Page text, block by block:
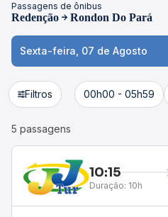
Passagens de ônibus
Redenção Rondon Do Pará
Sexta-feira, 07 de Agosto
Filtros 00h00 - 05h59
5 passagens
10:15
Duração: 10h